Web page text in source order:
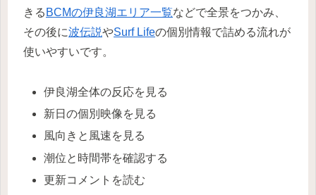
きる BCMの伊良湖エリア一覧などで全景をつかみ、
その後に波伝説やSurf Lifeの個別情報で詰める流れが
使いやすいです。
伊良湖全体の反応を見る
新日の個別映像を見る
風向きと風速を見る
潮位と時間帯を確認する
更新コメントを読む